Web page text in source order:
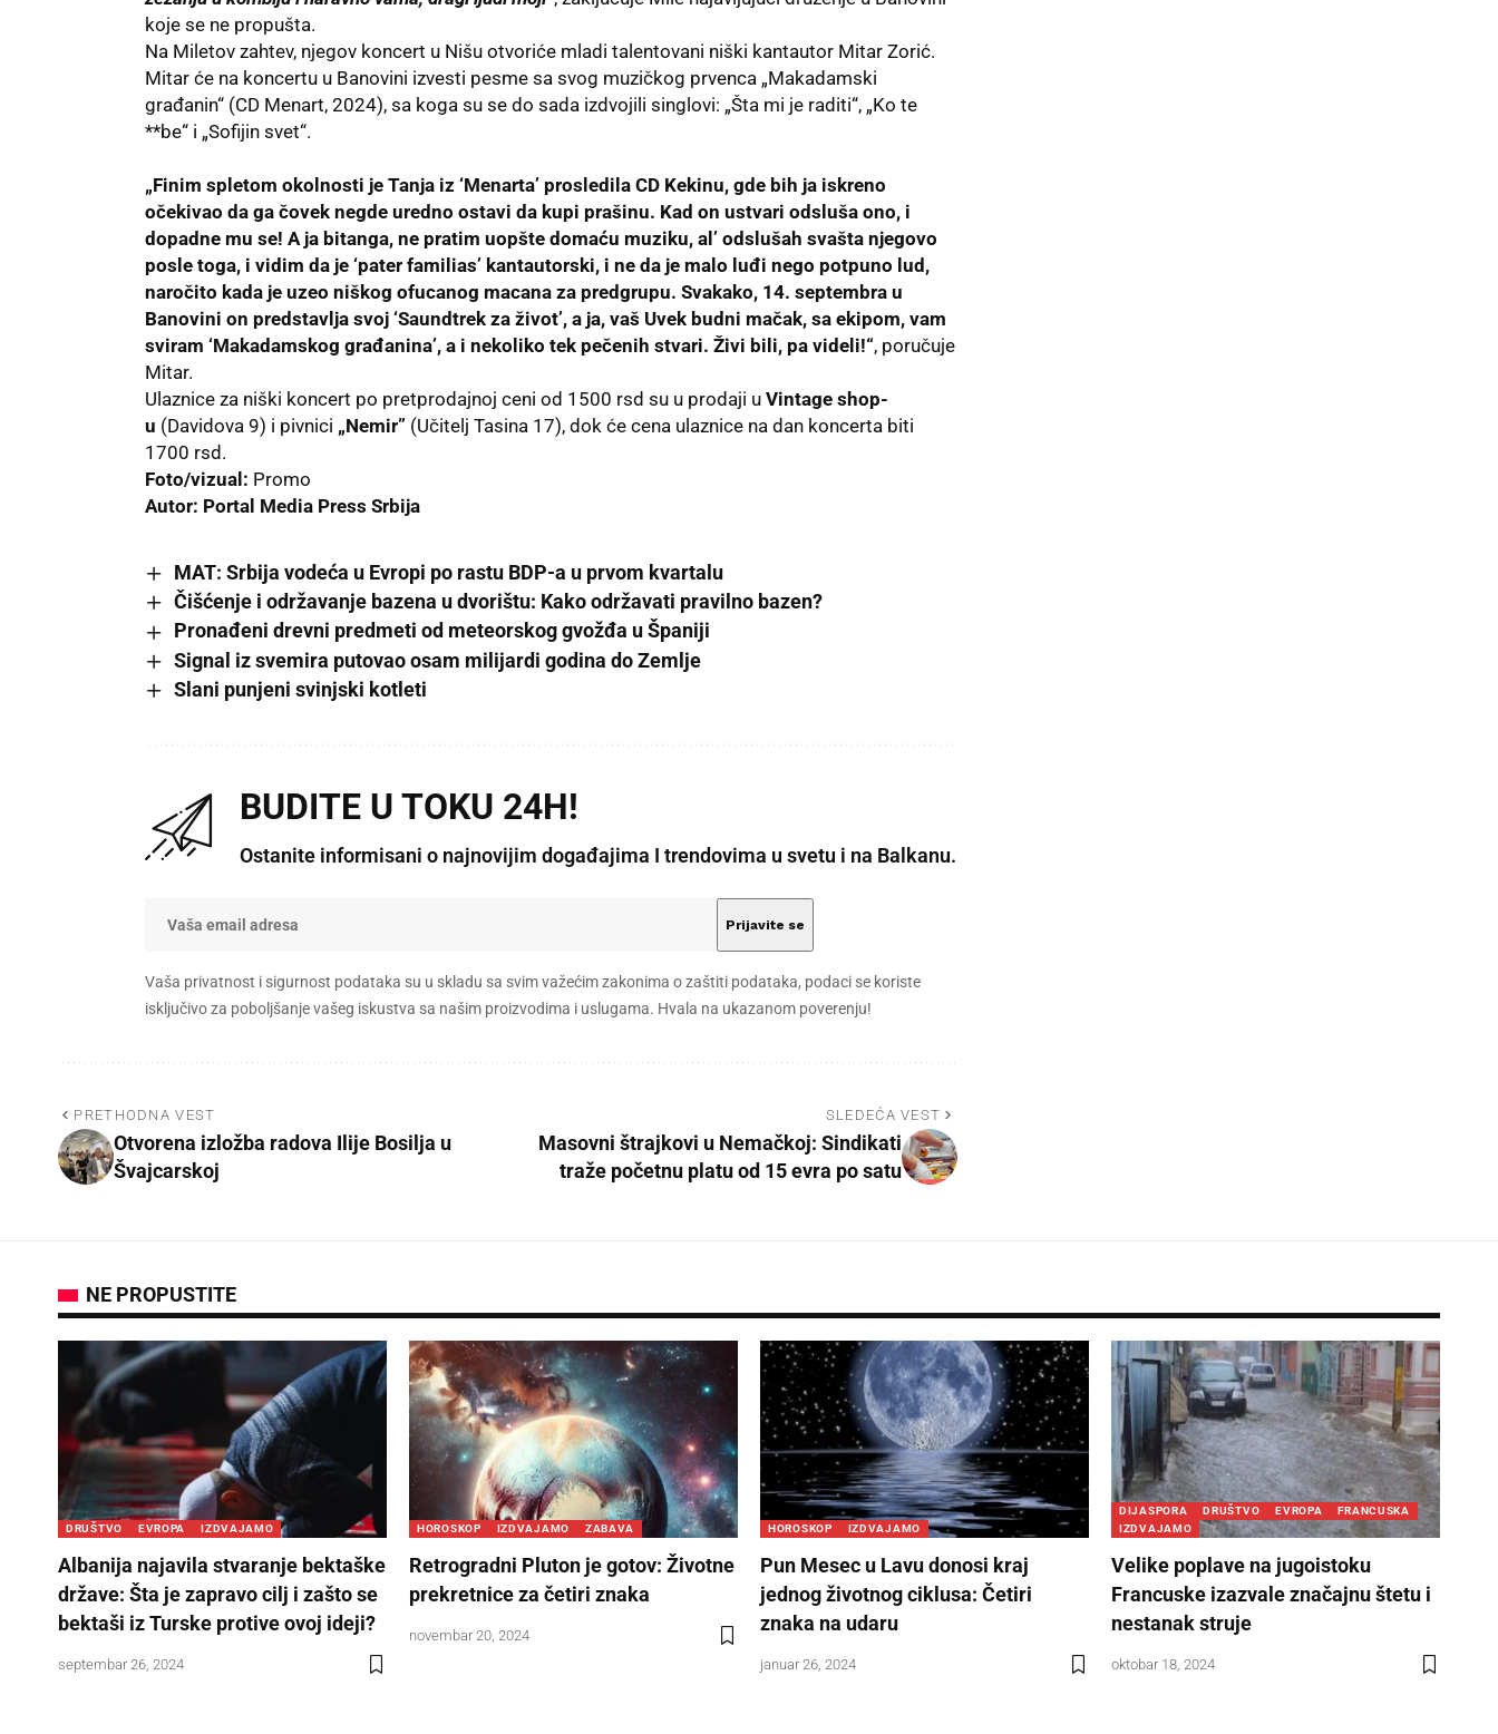
koje se ne propušta.
Na Miletov zahtev, njegov koncert u Nišu otvoriće mladi talentovani niški kantautor Mitar Zorić.
Mitar će na koncertu u Banovini izvesti pesme sa svog muzičkog prvenca „Makadamski
građanin“ (CD Menart, 2024), sa koga su se do sada izdvojili singlovi: „Šta mi je raditi“, „Ko te
**be“ i „Sofijin svet“.
„Finim spletom okolnosti je Tanja iz ‘Menarta’ prosledila CD Kekinu, gde bih ja iskreno
očekivao da ga čovek negde uredno ostavi da kupi prašinu. Kad on ustvari odsluša ono, i
dopadne mu se! A ja bitanga, ne pratim uopšte domaću muziku, al’ odslušah svašta njegovo
posle toga, i vidim da je ‘pater familias’ kantautorski, i ne da je malo luđi nego potpuno lud,
naročito kada je uzeo niškog ofucanog macana za predgrupu. Svakako, 14. septembra u
Banovini on predstavlja svoj ‘Saundtrek za život’, a ja, vaš Uvek budni mačak, sa ekipom, vam
sviram ‘Makadamskog građanina’, a i nekoliko tek pečenih stvari. Živi bili, pa videli!“, poručuje
Mitar.
Ulaznice za niški koncert po pretprodajnoj ceni od 1500 rsd su u prodaji u Vintage shop-
u (Davidova 9) i pivnici „Nemir” (Učitelj Tasina 17), dok će cena ulaznice na dan koncerta biti
1700 rsd.
Foto/vizual: Promo
Autor: Portal Media Press Srbija
MAT: Srbija vodeća u Evropi po rastu BDP-a u prvom kvartalu
Čišćenje i održavanje bazena u dvorištu: Kako održavati pravilno bazen?
Pronađeni drevni predmeti od meteorskog gvožđa u Španiji
Signal iz svemira putovao osam milijardi godina do Zemlje
Slani punjeni svinjski kotleti
BUDITE U TOKU 24H!
Ostanite informisani o najnovijim događajima I trendovima u svetu i na Balkanu.
Vaša privatnost i sigurnost podataka su u skladu sa svim važećim zakonima o zaštiti podataka, podaci se koriste
isključivo za poboljšanje vašeg iskustva sa našim proizvodima i uslugama. Hvala na ukazanom poverenju!
PRETHODNA VEST
Otvorena izložba radova Ilije Bosilja u
Švajcarskoj
SLEDEĆA VEST
Masovni štrajkovi u Nemačkoj: Sindikati
traže početnu platu od 15 evra po satu
NE PROPUSTITE
DRUŠTVO EVROPA IZDVAJAMO
Albanija najavila stvaranje bektaške
države: Šta je zapravo cilj i zašto se
bektaši iz Turske protive ovoj ideji?
septembar 26, 2024
HOROSKOP IZDVAJAMO ZABAVA
Retrogradni Pluton je gotov: Životne
prekretnice za četiri znaka
novembar 20, 2024
HOROSKOP IZDVAJAMO
Pun Mesec u Lavu donosi kraj
jednog životnog ciklusa: Četiri
znaka na udaru
januar 26, 2024
DIJASPORA DRUŠTVO EVROPA
FRANCUSKA
IZDVAJAMO
Velike poplave na jugoistoku
Francuske izazvale značajnu štetu i
nestanak struje
oktobar 18, 2024